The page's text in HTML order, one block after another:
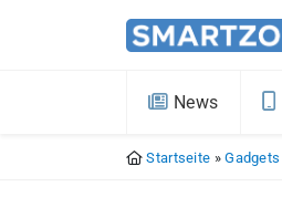
News
Startseite »Gadgets